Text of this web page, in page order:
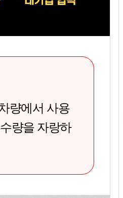
량에서 사용
량을 자랑하